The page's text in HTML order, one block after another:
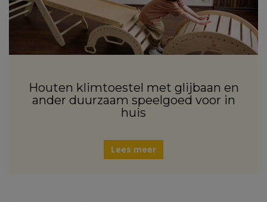
Houten klimtoestel met glijbaan en
ander duurzaam speelgoed voor in
huis
Lees meer